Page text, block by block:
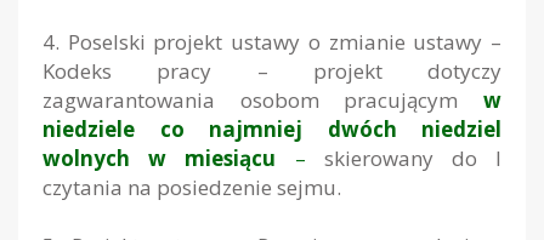
4. Poselski projekt ustawy o zmianie ustawy –
Kodeks pracy – projekt dotyczy
zagwarantowania osobom pracującym w
niedziele co najmniej dwóch niedziel
wolnych w miesiącu – skierowany do I
czytania na posiedzenie sejmu.